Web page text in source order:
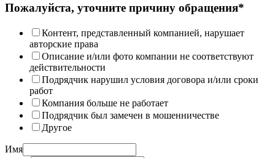
Пожалуйста, уточните причину обращения*
Контент, представленный компанией, нарушает
авторские права
Описание и/или фото компании не соответствуют
действительности
Подрядчик нарушил условия договора и/или сроки
работ
Компания больше не работает
Подрядчик был замечен в мошенничестве
Другое
Имя